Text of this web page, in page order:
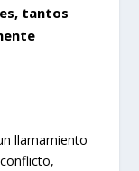
tantos
llamamiento